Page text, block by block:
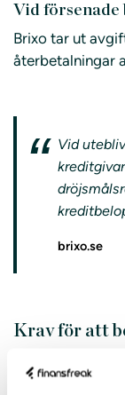
Vid
Brixo tar ut
återbetalningar
Vid
brixo.se
Krav för att
För att ha
du uppfylla